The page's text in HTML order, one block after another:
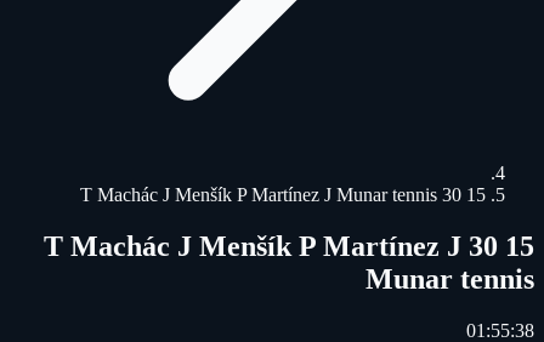
15 30 T Machác J Menšík P Martínez J Munar tennis
15 30 T Machác J Menšík P Martínez J
Munar tennis
01:55:38